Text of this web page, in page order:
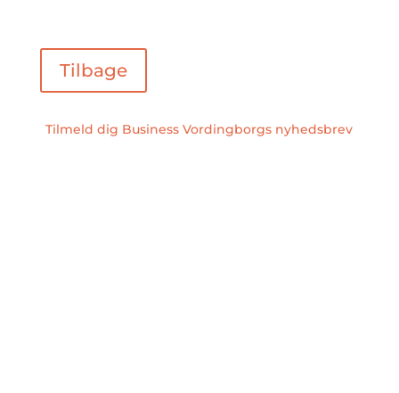
Tilbage
Tilmeld dig Business Vordingborgs nyhedsbrev